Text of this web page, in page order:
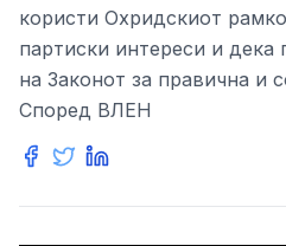
користи Охридскиот
партиски интереси и дека
на Законот за правична и
Според ВЛЕН